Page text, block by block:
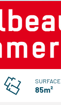
SURFACE
85m²